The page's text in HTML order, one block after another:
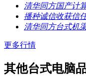
清华同方国产计
播种诚信收获信
清华同方台式机
更多行情
其他台式电脑